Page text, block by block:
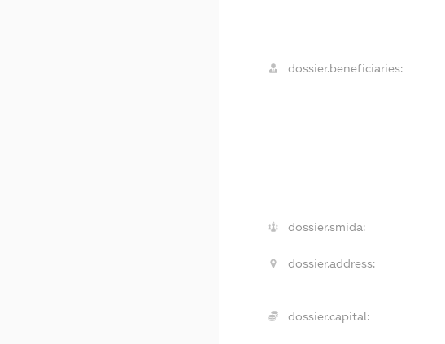
dossier.beneficiaries:
dossier.smida:
dossier.address:
dossier.capital: